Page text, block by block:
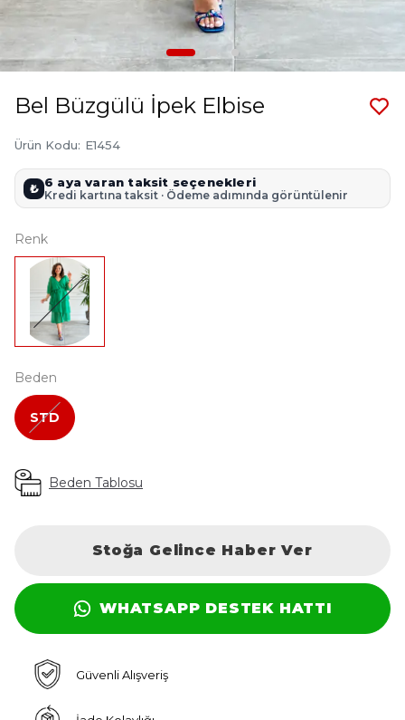
Bel Büzgülü İpek Elbise
Ürün Kodu: E1454
₺ 6 aya varan taksit seçenekleri
Kredi kartına taksit · Ödeme adımında görüntülenir
Renk
Beden
STD
Beden Tablosu
Stoğa Gelince Haber Ver
WHATSAPP DESTEK HATTI
Güvenli Alışveriş